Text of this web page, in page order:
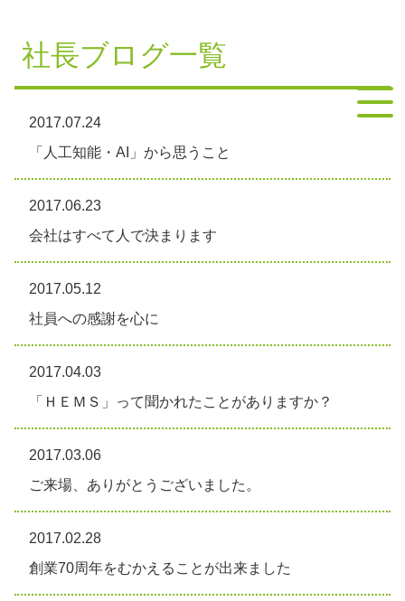
会社概要
お問い合わせ
社長ブログ一覧
2017.07.24
「人工知能・AI」から思うこと
2017.06.23
会社はすべて人で決まります
2017.05.12
社員への感謝を心に
2017.04.03
「ＨＥＭＳ」って聞かれたことがありますか？
2017.03.06
ご来場、ありがとうございました。
2017.02.28
創業70周年をむかえることが出来ました